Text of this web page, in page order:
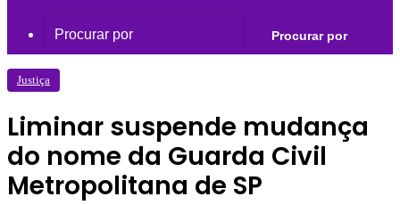
Procurar por
Justiça
Liminar suspende mudança
do nome da Guarda Civil
Metropolitana de SP